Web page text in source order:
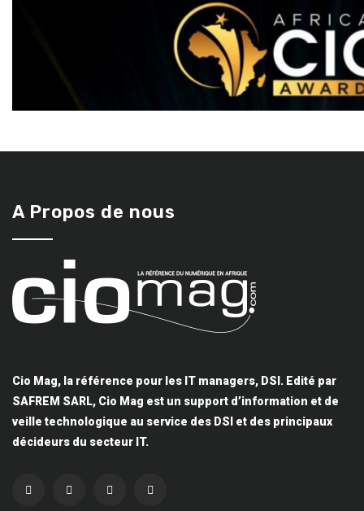
A Propos de nous
Cio Mag, la référence pour les IT managers, DSI. Edité par
SAFREM SARL, Cio Mag est un support d’information et de
veille technologique au service des DSI et des principaux
décideurs du secteur IT.